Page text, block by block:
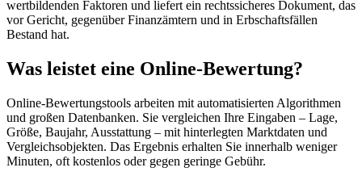
wertbildenden Faktoren und liefert ein rechtssicheres Dokument, das
vor Gericht, gegenüber Finanzämtern und in Erbschaftsfällen
Bestand hat.
Was leistet eine Online-Bewertung?
Online-Bewertungstools arbeiten mit automatisierten Algorithmen
und großen Datenbanken. Sie vergleichen Ihre Eingaben – Lage,
Größe, Baujahr, Ausstattung – mit hinterlegten Marktdaten und
Vergleichsobjekten. Das Ergebnis erhalten Sie innerhalb weniger
Minuten, oft kostenlos oder gegen geringe Gebühr.